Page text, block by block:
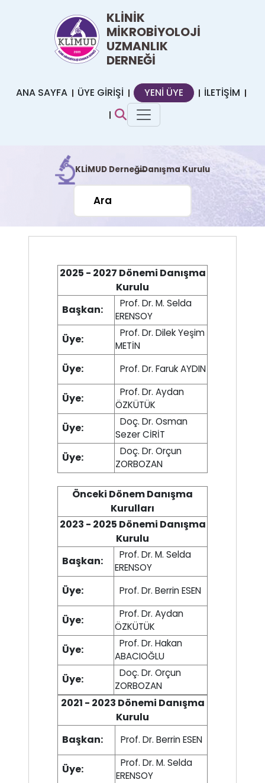
KLİNİK
MİKROBİYOLOJİ
UZMANLIK
DERNEĞİ
ANA SAYFA ÜYE GİRİŞİ YENİ ÜYE İLETİŞİM
KLİMUD Derneği|Danışma Kurulu
2025 - 2027 Dönemi Danışma
Kurulu
Başkan:
Prof. Dr. M. Selda
ERENSOY
Üye:
Prof. Dr. Dilek Yeşim
METİN
Üye: Prof. Dr. Faruk AYDIN
Üye:
Prof. Dr. Aydan
ÖZKÜTÜK
Üye:
Doç. Dr. Osman
Sezer CİRİT
Üye:
Doç. Dr. Orçun
ZORBOZAN
Önceki Dönem Danışma
Kurulları
2023 - 2025 Dönemi Danışma
Kurulu
Başkan:
Prof. Dr. M. Selda
ERENSOY
Üye: Prof. Dr. Berrin ESEN
Üye:
Prof. Dr. Aydan
ÖZKÜTÜK
Üye:
Prof. Dr. Hakan
ABACIOĞLU
Üye:
Doç. Dr. Orçun
ZORBOZAN
2021 - 2023 Dönemi Danışma
Kurulu
Başkan:
Prof. Dr. Berrin ESEN
Üye:
Prof. Dr. M. Selda
ERENSOY